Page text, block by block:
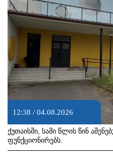
12:38 / 04.08.2026
ქუთაისში, სამი წლის წინ
ფუნქციონირებს.